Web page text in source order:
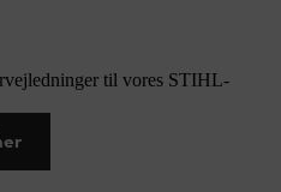
til vores STIHL-